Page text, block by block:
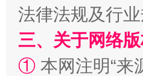
国家大学科技园优化重
法律法规及行
三、关于网络版
① 本网注明“来